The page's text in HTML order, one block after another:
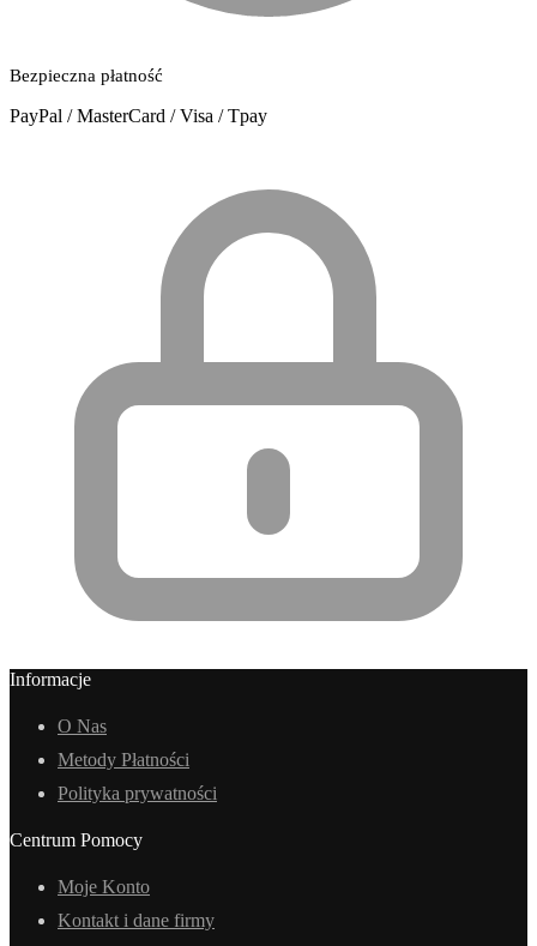
Bezpieczna płatność
PayPal / MasterCard / Visa / Tpay
Informacje
O Nas
Metody Płatności
Polityka prywatności
Centrum Pomocy
Moje Konto
Kontakt i dane firmy